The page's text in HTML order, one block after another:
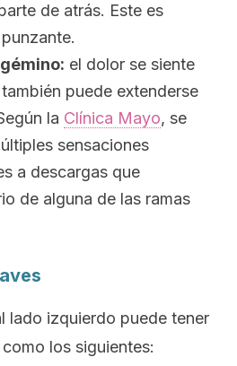
de atrás. Este es
el dolor se siente
puede extenderse
la Clínica Mayo, se
sensaciones
a descargas que
de alguna de las ramas
lado izquierdo puede tener
los siguientes: